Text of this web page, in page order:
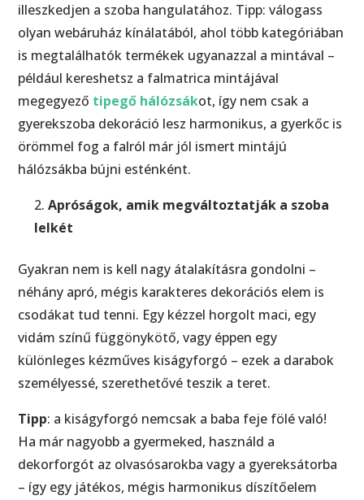
illeszkedjen a szoba hangulatához. Tipp: válogass
olyan webáruház kínálatából, ahol több kategóriában
is megtalálhatók termékek ugyanazzal a mintával –
például kereshetsz a falmatrica mintájával
megegyező tipegő hálózsákot, így nem csak a
gyerekszoba dekoráció lesz harmonikus, a gyerkőc is
örömmel fog a falról már jól ismert mintájú
hálózsákba bújni esténként.
Apróságok, amik megváltoztatják a szoba
lelkét
Gyakran nem is kell nagy átalakításra gondolni –
néhány apró, mégis karakteres dekorációs elem is
csodákat tud tenni. Egy kézzel horgolt maci, egy
vidám színű függönykötő, vagy éppen egy
különleges kézműves kiságyforgó – ezek a darabok
személyessé, szerethetővé teszik a teret.
Tipp: a kiságyforgó nemcsak a baba feje fölé való!
Ha már nagyobb a gyermeked, használd a
dekorforgót az olvasósarokba vagy a gyereksátorba
– így egy játékos, mégis harmonikus díszítőelem